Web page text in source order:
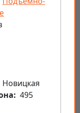
Новицкая
495